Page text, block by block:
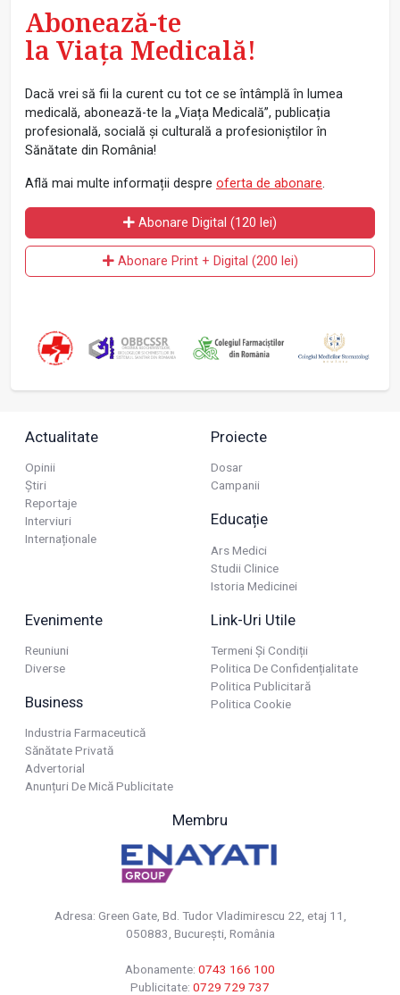
Abonează-te
la Viața Medicală!
Dacă vrei să fii la curent cu tot ce se întâmplă în lumea
medicală, abonează-te la „Viața Medicală”, publicația
profesională, socială și culturală a profesioniștilor în
Sănătate din România!
Află mai multe informații despre oferta de abonare.
Abonare Digital (120 lei)
Abonare Print + Digital (200 lei)
Actualitate
Opinii
Știri
Reportaje
Interviuri
Internaționale
Proiecte
Dosar
Campanii
Educație
Ars Medici
Studii Clinice
Istoria Medicinei
Evenimente
Reuniuni
Diverse
Business
Industria Farmaceutică
Sănătate Privată
Advertorial
Anunțuri De Mică Publicitate
Link-Uri Utile
Termeni Și Condiții
Politica De Confidențialitate
Politica Publicitară
Politica Cookie
Membru
Adresa: Green Gate, Bd. Tudor Vladimirescu 22, etaj 11,
050883, Bucureşti, România
Abonamente: 0743 166 100
Publicitate: 0729 729 737